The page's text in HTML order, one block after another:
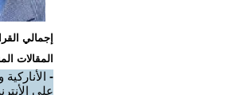
إجمالي القراءات:
المقالات
-
على